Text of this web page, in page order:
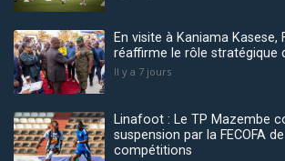
En visite à Kaniama Kasese,
réaffirme le rôle stratégique
Il y a 7 jours
Linafoot : Le TP Mazembe
suspension par la FECOFA
compétitions